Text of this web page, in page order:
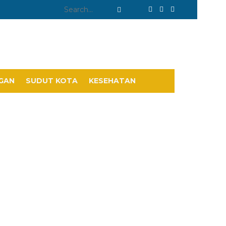
SUDUT KOTA KESEHATAN